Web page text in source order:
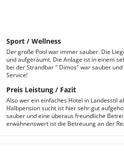
Sport / Wellness
Der große Pool war immer sauber. Die
und aufgeräumt. Die Anlage ist in einem
bei der Strandbar " Dimos" war sauber
Service!
Preis Leistung / Fazit
Also wer ein einfaches Hotel in Landesstil
Halbpension sucht ist hier sehr gut
sauber und eine überaus freundliche
erwähnenswert ist die Betreuung an der